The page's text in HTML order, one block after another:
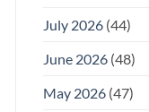
July 2026(44)
June 2026(48)
May 2026(47)